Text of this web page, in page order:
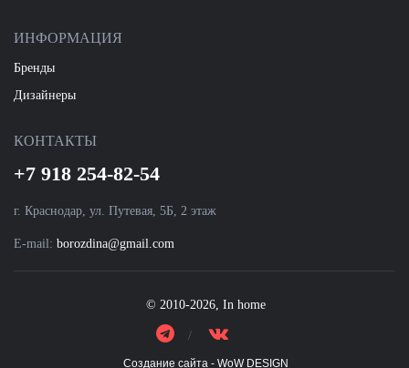
ИНФОРМАЦИЯ
Бренды
Дизайнеры
КОНТАКТЫ
+7 918 254-82-54
г. Краснодар, ул. Путевая, 5Б, 2 этаж
E-mail: borozdina@gmail.com
© 2010-2026, In home
Создание сайта - WoW DESIGN